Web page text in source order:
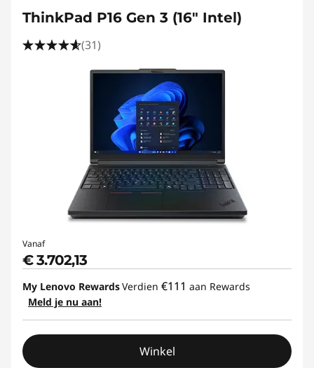
ThinkPad P16 Gen 3 (16" Intel)
(31)
Vanaf
€ 3.702,13
My Lenovo RewardsVerdien €111 aan Rewards
Meld je nu aan!
Winkel